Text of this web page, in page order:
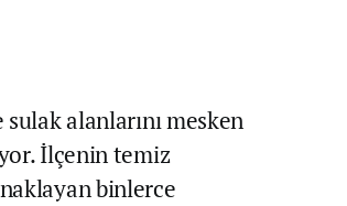
alanlarını mesken
İlçenin temiz
binlerce